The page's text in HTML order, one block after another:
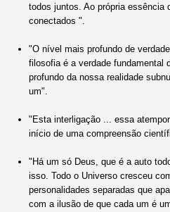
todos juntos. Ao própria essência
conectados ".
"O nível mais profundo de
filosofia é a verdade fundamental
profundo da nossa realidade
um".
"Esta interligação ... essa
início de uma compreensão
"Há um só Deus, que é a auto
isso. Todo o Universo cresceu
personalidades separadas que
com a ilusão de que cada um é